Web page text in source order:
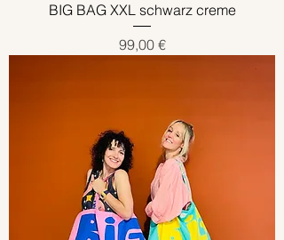
BIG BAG XXL schwarz creme
Preis
99,00 €